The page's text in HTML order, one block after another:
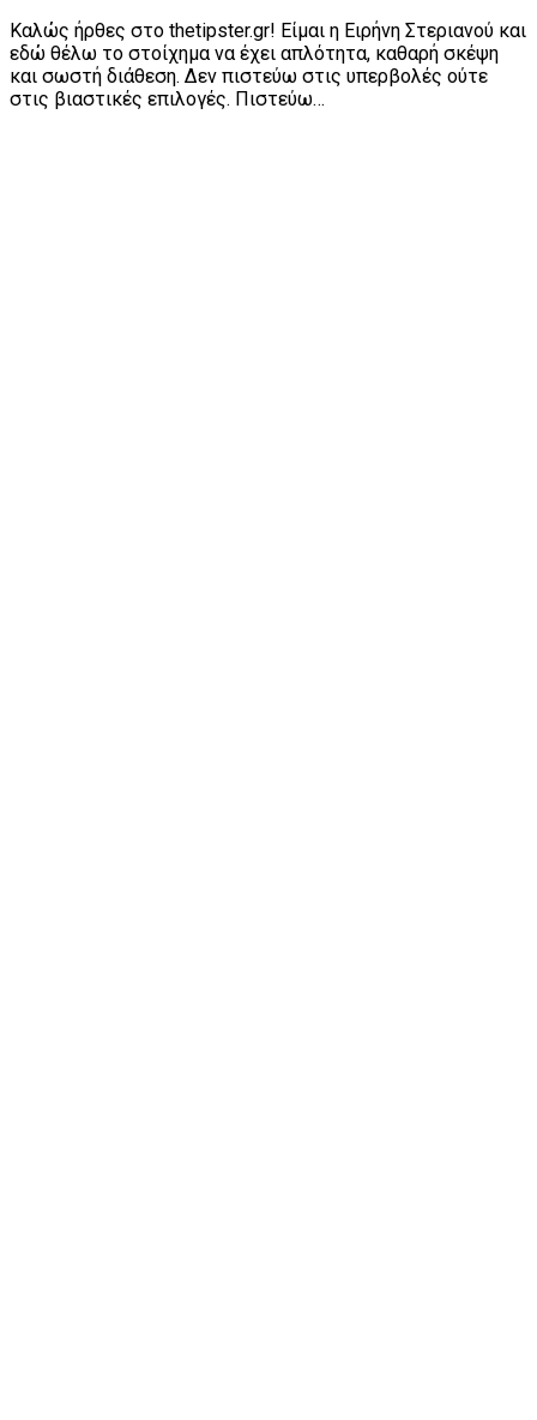
Καλώς ήρθες στο thetipster.gr! Είμαι η Ειρήνη Στεριανού και
εδώ θέλω το στοίχημα να έχει απλότητα, καθαρή σκέψη
και σωστή διάθεση. Δεν πιστεύω στις υπερβολές ούτε
στις βιαστικές επιλογές. Πιστεύω…